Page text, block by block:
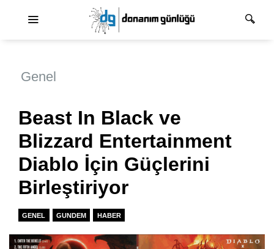
Genel
Beast In Black ve
Blizzard Entertainment
Diablo İçin Güçlerini
Birleştiriyor
GENEL GUNDEM HABER